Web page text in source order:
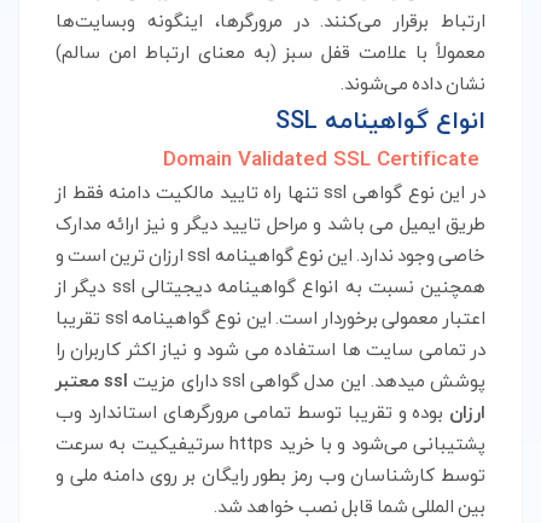
ارتباط برقرار می‌کنند. در مرورگرها، اینگونه وبسایت‌ها
معمولاً با علامت قفل سبز (به معنای ارتباط امن سالم)
نشان داده می‌شوند.
انواع گواهینامه SSL
Domain Validated SSL Certificate
در این نوع گواهی ssl تنها راه تایید مالکیت دامنه فقط از
طریق ایمیل می باشد و مراحل تایید دیگر و نیز ارائه مدارک
خاصی وجود ندارد. این نوع گواهینامه ssl ارزان ترین است و
همچنین نسبت به انواعگواهینامه دیجیتالی ssl
دیگر از
اعتبار معمولی برخوردار است. این نوع گواهینامه ssl تقریبا
در تمامی سایت ها استفاده می شود و نیاز اکثر کاربران را
پوشش میدهد. این مدل گواهی ssl دارای مزیت
ssl معتبر
ارزان بوده و تقریبا توسط تمامی مرورگرهای استاندارد وب
پشتیبانی می‌شود و با خرید https سرتیفیکیت به سرعت
توسط کارشناسان وب رمز بطور رایگان بر روی دامنه ملی و
بین المللی شما قابل نصب خواهد شد.